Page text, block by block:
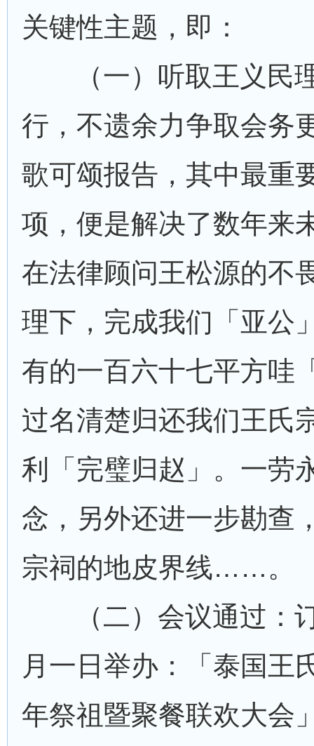
关键性主题，即：
（一）听取王义民
行，不遗余力争取会务
歌可颂报告，其中最重
项，便是解决了数年
在法律顾问王松源的不
理下，完成我们「亚公
有的一百六十七平方哇
过名清楚归还我们王氏
利「完璧归赵」。一劳
念，另外还进一步勘查
宗祠的地皮界线……。
（二）会议通过：
月一日举办：「泰国王
年祭祖暨聚餐联欢大会